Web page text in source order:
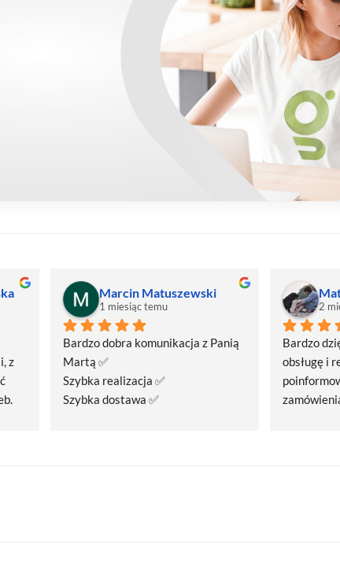
z
Marcin Matuszewski
1 miesiąc temu
Bardzo dobra komunikacja z Panią
Martą ✅
Szybka realizacja ✅
Szybka dostawa ✅
2
Bardzo
obsługę i